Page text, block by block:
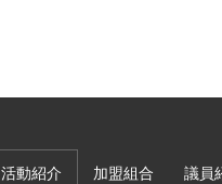
活動紹介 加盟組合 議員